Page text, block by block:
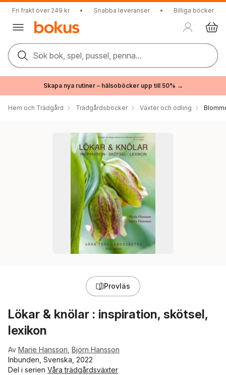
Fri frakt över 249 kr • Snabba leveranser • Billiga böcker
Sök bok, spel, pussel, penna...
Skapa nya rutiner – hälsoböcker upp till 50% →
Hem och Trädgård Trädgårdsböcker Växter och odling
Provläs
Lökar & knölar : inspiration, skötsel,
lexikon
Av Marie Hansson Björn Hansson
Inbunden, Svenska, 2022
Del i serien Våra trädgårdsväxter